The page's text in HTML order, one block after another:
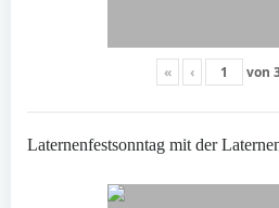
« ‹ von
Laternenfestsonntag mit der